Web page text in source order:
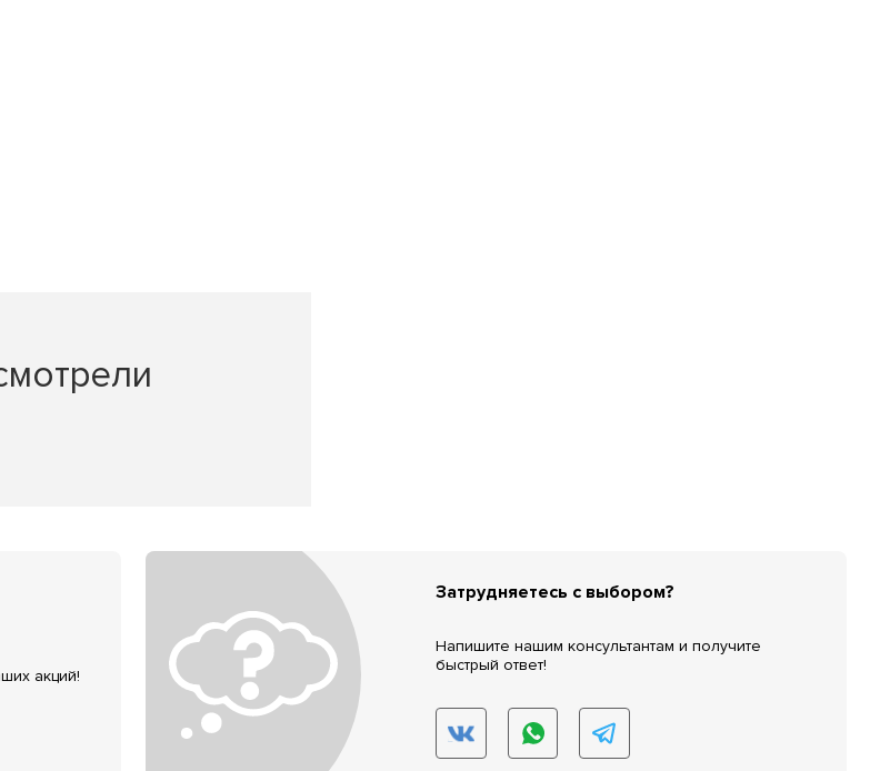
акций!
Затрудняетесь с выбором?
Напишите нашим консультантам и получите
быстрый ответ!